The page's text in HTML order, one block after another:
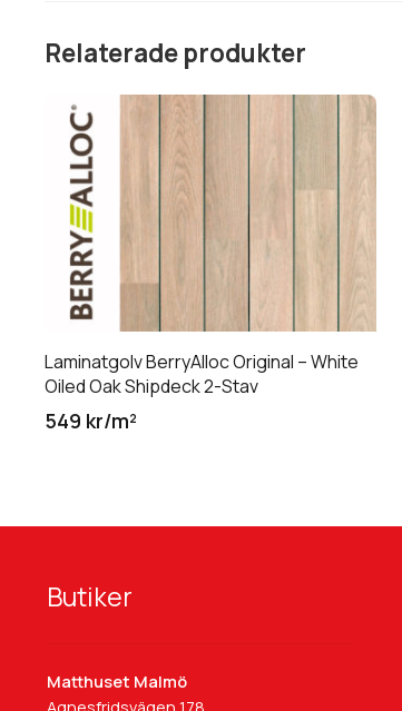
Relaterade produkter
Laminatgolv BerryAlloc Original – White
Oiled Oak Shipdeck 2-Stav
549 kr/m²
Butiker
Matthuset Malmö